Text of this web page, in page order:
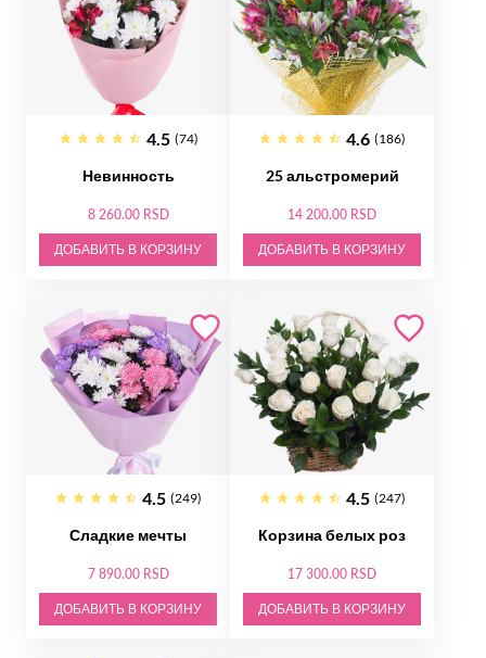
4.5 (74)
Невинность
8 260.00 RSD
ДОБАВИТЬ В КОРЗИНУ
4.6 (186)
25 альстромерий
14 200.00 RSD
ДОБАВИТЬ В КОРЗИНУ
4.5 (249)
Сладкие мечты
7 890.00 RSD
ДОБАВИТЬ В КОРЗИНУ
4.5 (247)
Корзина белых роз
17 300.00 RSD
ДОБАВИТЬ В КОРЗИНУ